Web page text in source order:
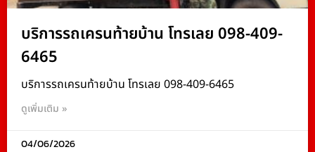
บริการรถเครนท้ายบ้าน โทรเลย 098-409-
6465
บริการรถเครนท้ายบ้าน โทรเลย 098-409-6465
ดูเพิ่มเติม »
04/06/2026